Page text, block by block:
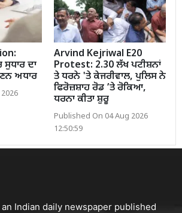
ਸੁਧਾਰ ਦਾ
ਅਧਾਰ
Arvind Kejriwal E20
Protest: 2.30 ਲੱਖ ਪਟੀਸ਼ਨਾਂ
ਤੇ ਧਰਨੇ 'ਤੇ ਕੇਜਰੀਵਾਲ, ਪੁਲਿਸ ਨੇ
ਫਿਰੋਜ਼ਸ਼ਾਹ ਰੋਡ ’ਤੇ ਰੋਕਿਆ,
ਧਰਨਾ ਕੀਤਾ ਸ਼ੁਰੂ
Published On 04 Aug 2026
12:50:59
Indian daily newspaper published